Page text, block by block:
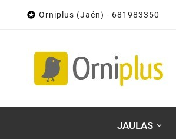
 Orniplus (Jaén) - 681983350
JAULAS